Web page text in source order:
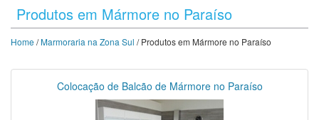
Produtos em Mármore no Paraíso
Home /Marmoraria na Zona Sul / Produtos em Mármore no Paraíso
Colocação de Balcão de Mármore no Paraíso